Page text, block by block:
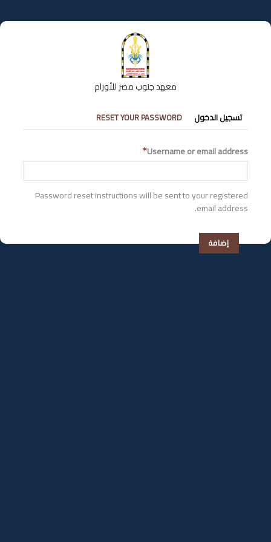
إلى
المحتوى
معهد جنوب مصر للأورام
التبويبات
الأساسية
تسجيل الدخول RESET YOUR PASSWORD
Username or email address
Password reset instructions will be sent to your registered
email address.